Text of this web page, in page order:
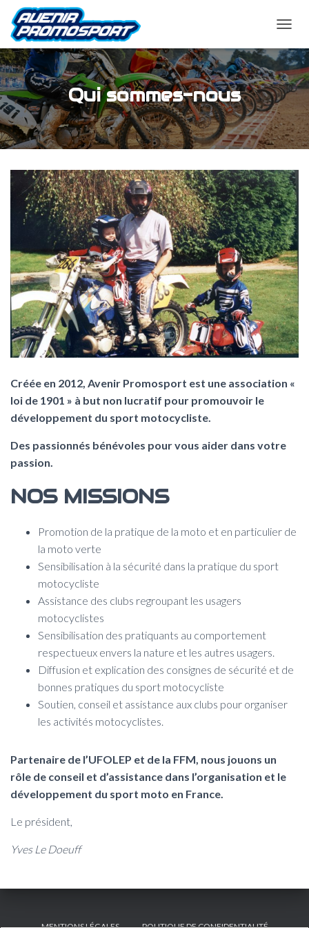
U
V
R
I
R
F
E
E
R
L
A
N
A
V
I
G
A
T
I
O
N
Qui sommes-nous
Créée en 2012, Avenir Promosport est une association «
loi de 1901 » à but non lucratif pour promouvoir le
développement du sport motocycliste.
Des passionnés bénévoles pour vous aider dans votre
passion.
NOS MISSIONS
Promotion de la pratique de la moto et en particulier de
la moto verte
Sensibilisation à la sécurité dans la pratique du sport
motocycliste
Assistance des clubs regroupant les usagers
motocyclistes
Sensibilisation des pratiquants au comportement
respectueux envers la nature et les autres usagers.
Diffusion et explication des consignes de sécurité et de
bonnes pratiques du sport motocycliste
Soutien, conseil et assistance aux clubs pour organiser
les activités motocyclistes.
Partenaire de l’UFOLEP et de la FFM, nous jouons un
rôle de conseil et d’assistance dans l’organisation et le
développement du sport moto en France.
Le président,
Yves Le Doeuff